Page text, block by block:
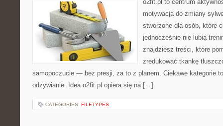
o2fit.pl to centrum
motywacją do zmiany
stworzone dla osób, które
jednocześnie nie lubią
znajdziesz treści, które
zredukować tkankę
samopoczucie — bez presji, za to z planem. Ciekawe kategorie
odżywianie. Idea o2fit.pl opiera się na […]
CATEGORIES: FILETYPES